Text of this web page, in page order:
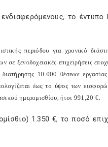
το έντυπο
περιόδου για χρονικό
ξενοδοχειακές επιχειρήσεις
10.000 θέσεων
έως το ύψος των
ημερομισθίου, ήτοι 991,20 €.
1.350 €, το ποσό